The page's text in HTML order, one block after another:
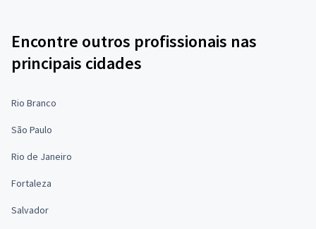
Encontre outros profissionais nas
principais cidades
Rio Branco
São Paulo
Rio de Janeiro
Fortaleza
Salvador